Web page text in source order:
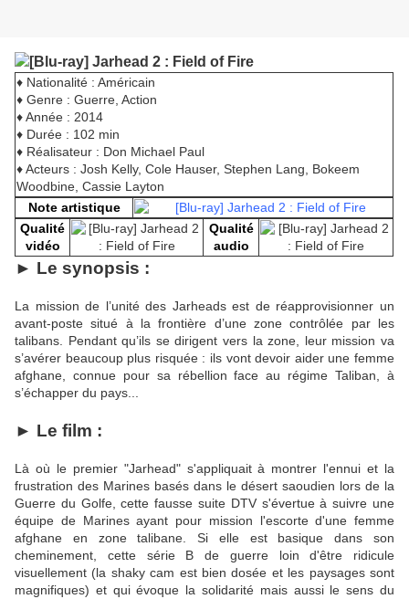
♦ Nationalité : Américain
♦ Genre : Guerre, Action
♦ Année : 2014
♦ Durée : 102 min
♦ Réalisateur : Don Michael Paul
♦ Acteurs : Josh Kelly, Cole Hauser, Stephen Lang, Bokeem
Woodbine, Cassie Layton
Note artistique
Qualité
vidéo
Qualité
audio
► Le synopsis :
La mission de l’unité des Jarheads est de réapprovisionner un
avant-poste situé à la frontière d’une zone contrôlée par les
talibans. Pendant qu’ils se dirigent vers la zone, leur mission va
s’avérer beaucoup plus risquée : ils vont devoir aider une femme
afghane, connue pour sa rébellion face au régime Taliban, à
s’échapper du pays...
► Le film :
Là où le premier "Jarhead" s'appliquait à montrer l'ennui et la
frustration des Marines basés dans le désert saoudien lors de la
Guerre du Golfe, cette fausse suite DTV s'évertue à suivre une
équipe de Marines ayant pour mission l'escorte d'une femme
afghane en zone talibane. Si elle est basique dans son
cheminement, cette série B de guerre loin d'être ridicule
visuellement (la shaky cam est bien dosée et les paysages sont
magnifiques) et qui évoque la solidarité mais aussi le sens du